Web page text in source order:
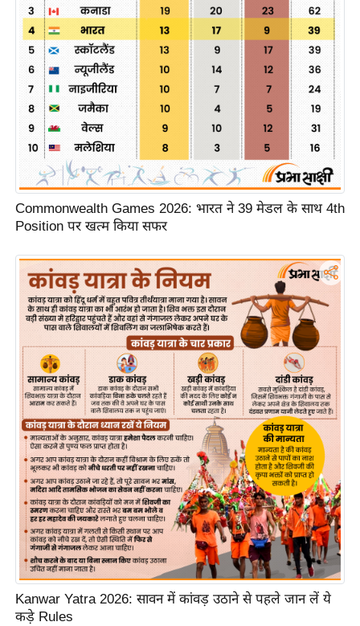
ज
ग
ऑ
टो
र्ल्ड
ज
ब्री
म
नो
न
ज
ग
त
बॉ
ली
वु
ड
हॉ
ली
वु
ड
फि
Commonwealth Games 2026: भारत ने 39 मेडल के साथ 4th
Position पर खत्म किया सफर
Kanwar Yatra 2026: सावन में कांवड़ उठाने से पहले जान लें ये
कड़े Rules